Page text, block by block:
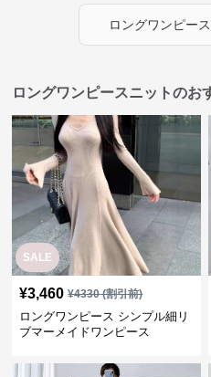
ロングワンピース
ロングワンピースニットのお
SALE
¥3,460 ¥4330(割引前)
ロングワンピース シンプル細リ
ブマーメイドワンピース